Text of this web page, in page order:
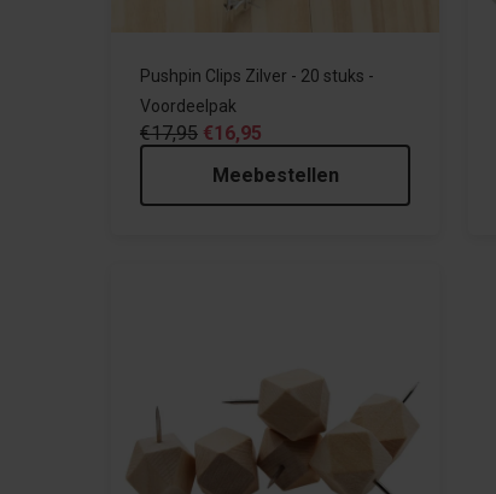
Pushpin Clips Zilver - 20 stuks -
Voordeelpak
€17,95 €16,95
Meebestellen